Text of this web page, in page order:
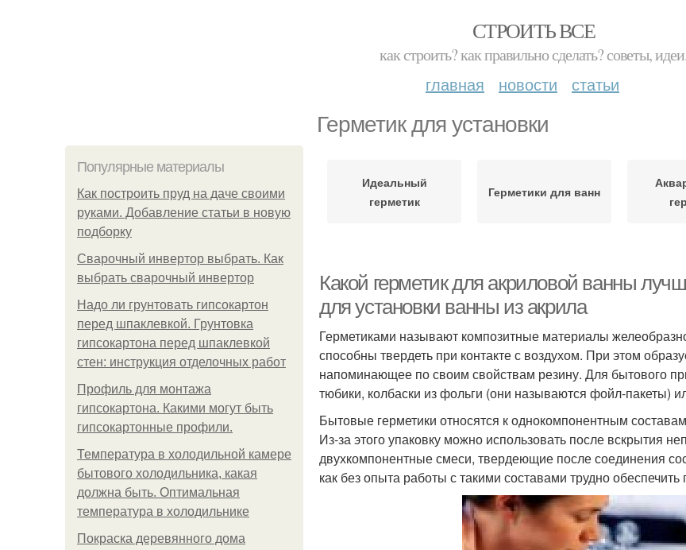
СТРОИТЬ ВСЕ
как строить? как правильно сделать? советы,
главная новости статьи
Герметик для установки
Популярные материалы
Как построить пруд на даче своими
руками. Добавление статьи в новую
подборку
Сварочный инвертор выбрать. Как
выбрать сварочный инвертор
Надо ли грунтовать гипсокартон
перед шпаклевкой. Грунтовка
гипсокартона перед шпаклевкой
стен: инструкция отделочных работ
Профиль для монтажа
гипсокартона. Какими могут быть
гипсокартонные профили.
Температура в холодильной камере
бытового холодильника, какая
должна быть. Оптимальная
температура в холодильнике
Покраска деревянного дома
Идеальный
герметик
Герметики для ванн
Какой герметик для акриловой ванны
для установки ванны из акрила
Герметиками называют композитные материалы
способны твердеть при контакте с воздухом. При этом
напоминающее по своим свойствам резину. Для бытового
тюбики, колбаски из фольги (они называются фойл-пакеты)
Бытовые герметики относятся к однокомпонентным
Из-за этого упаковку можно использовать после вскрытия
двухкомпонентные смеси, твердеющие после соединения
как без опыта работы с такими составами трудно